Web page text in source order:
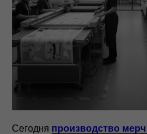
Сегодня производство